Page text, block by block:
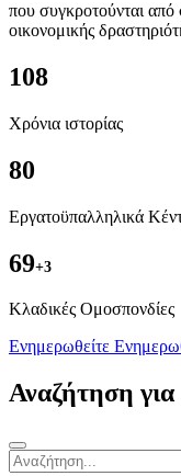
που συγκροτούνται
οικονομικής
108
Χρόνια ιστορίας
80
Εργατοϋπαλληλικά
69+3
Kλαδικές Ομοσπονδίες
Ενημερωθείτε
Αναζήτηση για